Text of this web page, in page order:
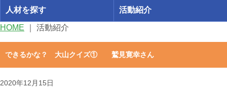
人材を探す 活動紹介
HOME 活動紹介
できるかな？ 大山クイズ① 鷲見寛幸さん
2020年12月15日